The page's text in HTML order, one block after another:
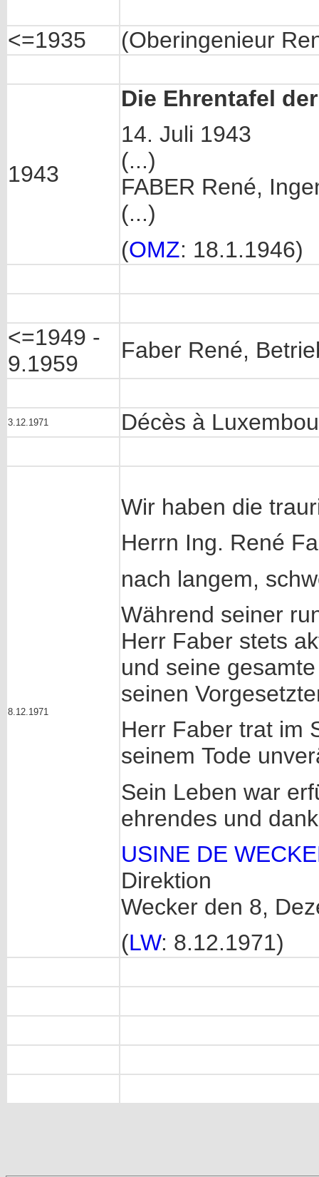
<=1935 (Oberingenieur
1943
Die Ehrentafel
14. Juli 1943
(...)
FABER René,
(...)
(OMZ: 18.1.1946)
<=1949 -
9.1959
Faber René,
3.12.1971 Décès à
8.12.1971
Wir haben die
Herrn Ing. René
nach langem,
Während seiner
Herr Faber stets
und seine
seinen
Herr Faber trat im
seinem Tode
Sein Leben war
ehrendes und
USINE DE
Direktion
Wecker den 8,
(LW: 8.12.1971)